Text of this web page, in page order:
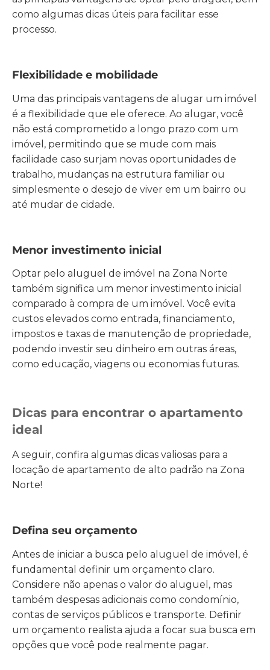
como algumas dicas úteis para facilitar esse
processo.
Flexibilidade e mobilidade
Uma das principais vantagens de alugar um imóvel
é a flexibilidade que ele oferece. Ao alugar, você
não está comprometido a longo prazo com um
imóvel, permitindo que se mude com mais
facilidade caso surjam novas oportunidades de
trabalho, mudanças na estrutura familiar ou
simplesmente o desejo de viver em um bairro ou
até mudar de cidade.
Menor investimento inicial
Optar pelo aluguel de imóvel na Zona Norte
também significa um menor investimento inicial
comparado à compra de um imóvel. Você evita
custos elevados como entrada, financiamento,
impostos e taxas de manutenção de propriedade,
podendo investir seu dinheiro em outras áreas,
como educação, viagens ou economias futuras.
Dicas para encontrar o apartamento
ideal
A seguir, confira algumas dicas valiosas para a
locação de apartamento de alto padrão na Zona
Norte!
Defina seu orçamento
Antes de iniciar a busca pelo aluguel de imóvel, é
fundamental definir um orçamento claro.
Considere não apenas o valor do aluguel, mas
também despesas adicionais como condomínio,
contas de serviços públicos e transporte. Definir
um orçamento realista ajuda a focar sua busca em
opções que você pode realmente pagar.